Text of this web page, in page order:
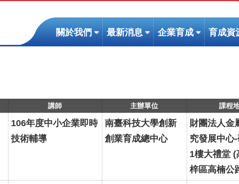
關於我們 (按
鍵
開
最新消息 (按
鍵
展
開
次
選
企業育成 (按
鍵
開
選
單)
育成資
講師 主辦單位 課程
106年度中小企業即時
技術輔導
南臺科技大學創新
創業育成總中心
財團法人金
究發展中心
1樓大禮堂 (
梓區高楠公